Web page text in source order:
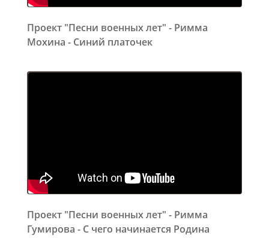
Проект "Песни военных лет" - Римма
Мохина - Синий платочек
Проект "Песни военных лет" - Римма
Гумирова - С чего начинается Родина